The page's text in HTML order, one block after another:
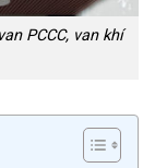
PCCC, van khí